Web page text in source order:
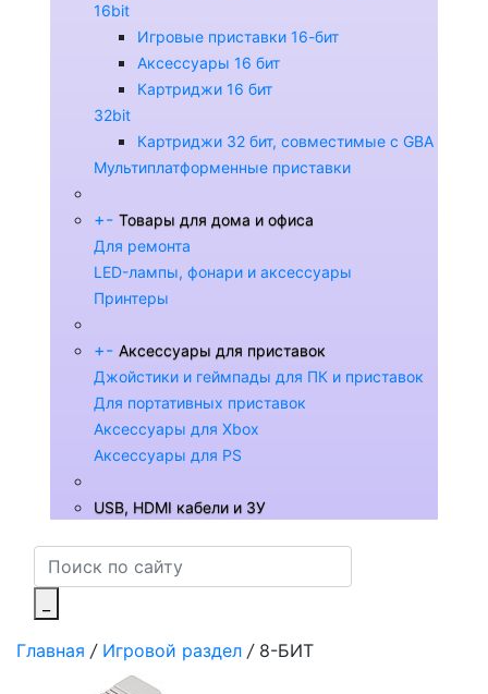
16bit
Игровые приставки 16-бит
Аксессуары 16 бит
Картриджи 16 бит
32bit
Картриджи 32 бит, совместимые с GBA
Мультиплатформенные приставки
+- Товары для дома и офиса
Для ремонта
LED-лампы, фонари и аксессуары
Принтеры
+- Аксессуары для приставок
Джойстики и геймпады для ПК и приставок
Для портативных приставок
Аксессуары для Xbox
Аксессуары для PS
USB, HDMI кабели и ЗУ
Главная / Игровой раздел / 8-БИТ